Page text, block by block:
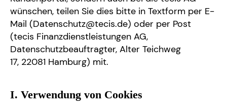
wünschen, teilen Sie dies bitte in Textform per E-
Mail (Datenschutz@tecis.de) oder per Post
(tecis Finanzdienstleistungen AG,
Datenschutzbeauftragter, Alter Teichweg
17, 22081 Hamburg) mit.
I. Verwendung von Cookies